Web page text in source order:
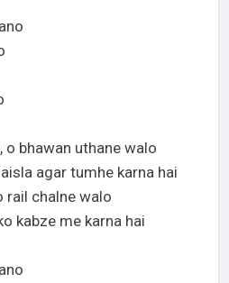
o bhawan uthane walo
agar tumhe karna hai
rail chalne walo
kabze me karna hai